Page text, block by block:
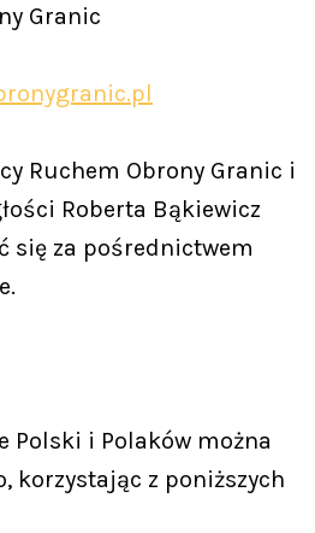
Granic
Ruchem Obrony Granic i
Roberta Bąkiewicz
się za pośrednictwem
Polski i Polaków można
korzystając z poniższych